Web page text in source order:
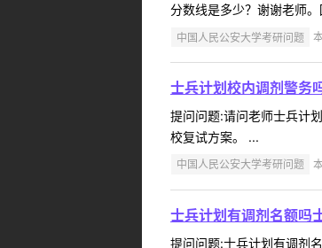
分数线是多少？谢谢老师
中国人民公安大学考研问题
士兵计划校内调剂警务
提问问题:请问老师士兵计
校复试方案。 ...
中国人民公安大学考研问题
士兵计划有调剂名额吗
提问问题:士兵计划有调剂